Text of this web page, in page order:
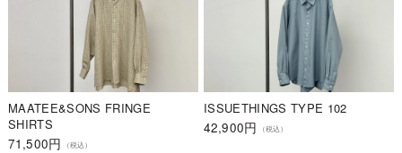
MAATEE&SONS FRINGE
SHIRTS
71,500円
（税込）
ISSUETHINGS TYPE 102
42,900円
（税込）